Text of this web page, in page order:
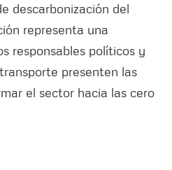
descarbonización del
representa una
responsables políticos y
presenten las
el sector hacia las cero